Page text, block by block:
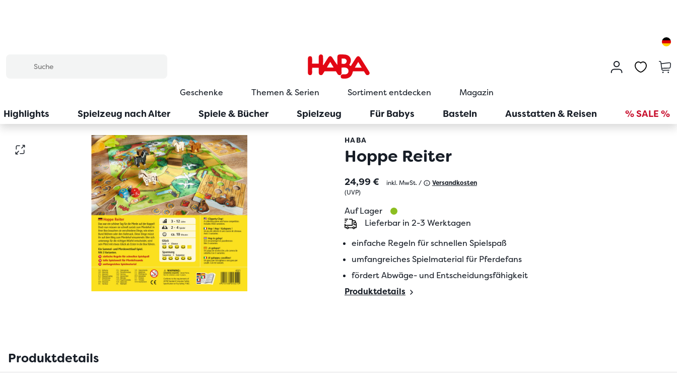
Geschenke Themen & Serien Sortiment entdecken Magazin
Highlights Spielzeug nach Alter Spiele & Bücher Spielzeug Für Babys Basteln Ausstatten & Reisen % SALE %
HABA
Hoppe Reiter
24,99 € inkl. MwSt. /
Versandkosten
(UVP)
Auf Lager
Lieferbar in 2-3 Werktagen
einfache Regeln für schnellen Spielspaß
umfangreiches Spielmaterial für Pferdefans
fördert Abwäge- und Entscheidungsfähigkeit
Produktdetails
Produktdetails